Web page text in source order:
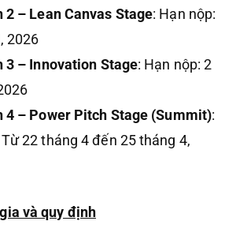
2 – Lean Canvas Stage: Hạn nộp:
2026
3 – Innovation Stage: Hạn nộp: 2
4 – Power Pitch Stage (Summit):
22 tháng 4 đến 25 tháng 4,
và quy định